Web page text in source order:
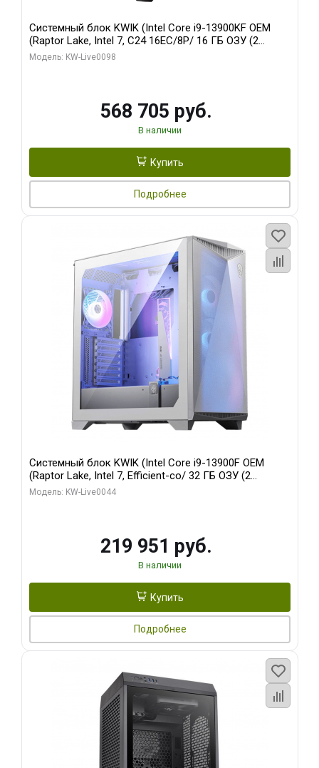
Системный блок KWIK (Intel Core i9-13900KF OEM
(Raptor Lake, Intel 7, C24 16EC/8P/ 16 ГБ ОЗУ (2
модуля)/ Afox RTX4090 24GB GDDR6X 384-Bit 3xDP
Модель: KW-Live0098
568 705 руб.
В наличии
Купить
Подробнее
Системный блок KWIK (Intel Core i9-13900F OEM
(Raptor Lake, Intel 7, Efficient-co/ 32 ГБ ОЗУ (2
модуля)/ Gigabyte RTX5070Ti AERO OC 16GB GDDR7
Модель: KW-Live0044
219 951 руб.
В наличии
Купить
Подробнее